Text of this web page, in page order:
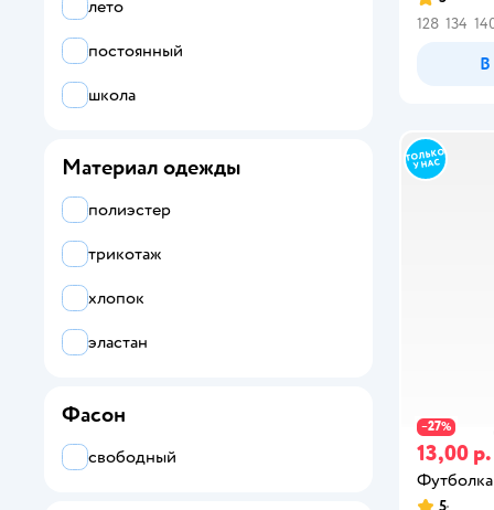
128 134
В
−27%
13,00 р.
черный
бежевый
лето
постоянный
школа
Материал одежды
полиэстер
трикотаж
хлопок
эластан
Фасон
свободный